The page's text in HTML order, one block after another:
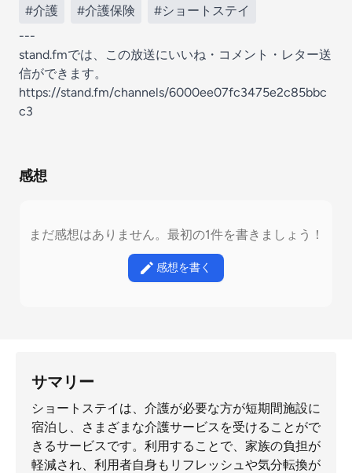
#介護 #介護保険
#ショートステイ
---
stand.fmでは、この放送にいいね・コメント・レター送
信ができます。
https://stand.fm/channels/6000ee07fc3475e2c85bbc
c3
感想
まだ感想はありません。最初の1件を書きましょう！
感想を書く
サマリー
ショートステイは、介護が必要な方が短期間施設に
宿泊し、さまざまな介護サービスを受けることがで
きるサービスです。利用することで、家族の負担が
軽減され、利用者自身もリフレッシュや気分転換が